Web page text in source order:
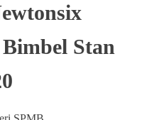
Stan